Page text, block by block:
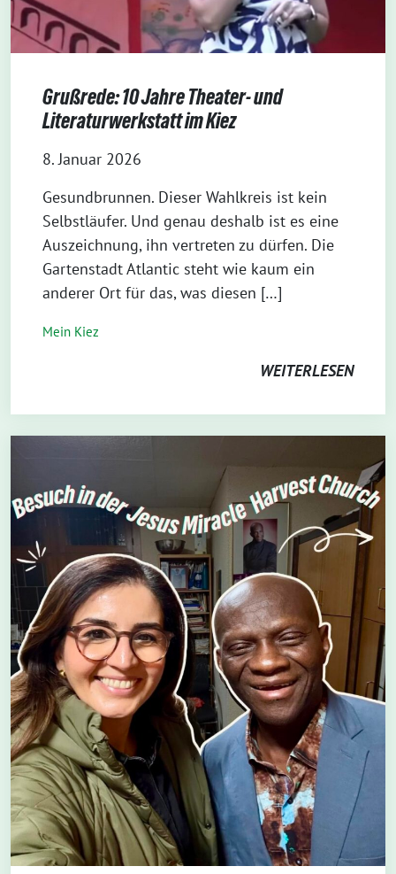
Grußrede: 10 Jahre Theater- und
Literaturwerkstatt im Kiez
8. Januar 2026
Gesundbrunnen. Dieser Wahlkreis ist kein
Selbstläufer. Und genau deshalb ist es eine
Auszeichnung, ihn vertreten zu dürfen. Die
Gartenstadt Atlantic steht wie kaum ein
anderer Ort für das, was diesen […]
Mein Kiez
WEITERLESEN